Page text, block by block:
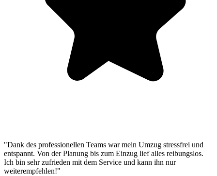
"Dank des professionellen Teams war mein Umzug stressfrei und
entspannt. Von der Planung bis zum Einzug lief alles reibungslos.
Ich bin sehr zufrieden mit dem Service und kann ihn nur
weiterempfehlen!"